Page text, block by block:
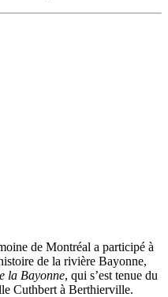
de Montréal a participé à
de la rivière Bayonne,
la Bayonne, qui s’est tenue du
Cuthbert à Berthierville.